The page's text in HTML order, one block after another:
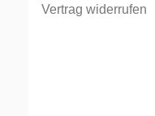
Vertrag widerrufen